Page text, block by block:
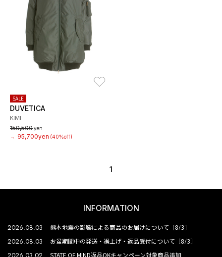
SALE
DUVETICA
KIMI
159,500yen
→
95,700yen (40%off)
1
INFORMATION
2026.08.03 熊本地震の影響による商品のお届けについて［8/3］
2026.08.03 お盆期間中の発送・裾上げ・返品受付について［8/3］
STATE OF MIND返品OKキャンペーン対象商品追加